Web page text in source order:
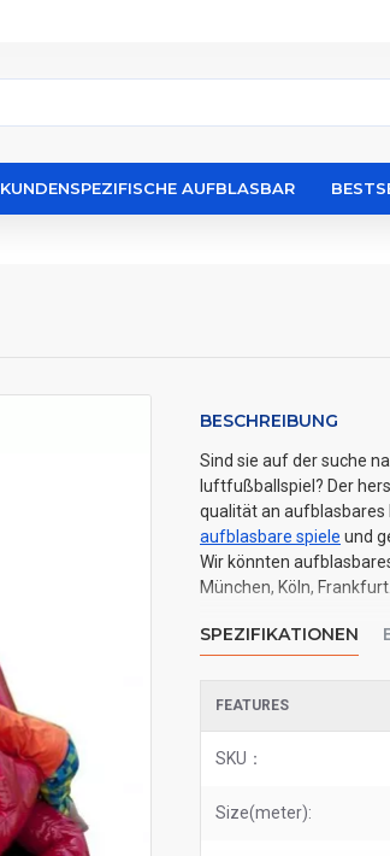
KUNDENSPEZIFISCHE AUFBLASBAR
BESCHREIBUNG
Sind sie auf der suche
luftfußballspiel? Der
qualität an
aufblasbare spiele und
Wir könnten
München, Köln,
SPEZIFIKATIONEN
FEATURES
SKU：
Size(meter):